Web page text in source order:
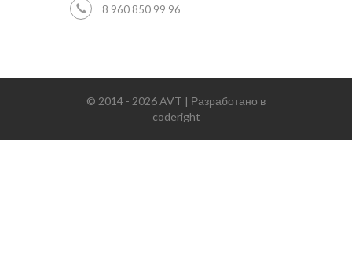
8 960 850 99 96
© 2014 - 2026 AVT | Разработано в
coderight